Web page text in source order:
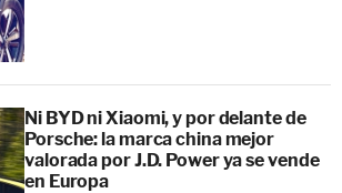
Ni BYD ni Xiaomi, y por delante de
Porsche: la marca china mejor
valorada por J.D. Power ya se vende
en Europa